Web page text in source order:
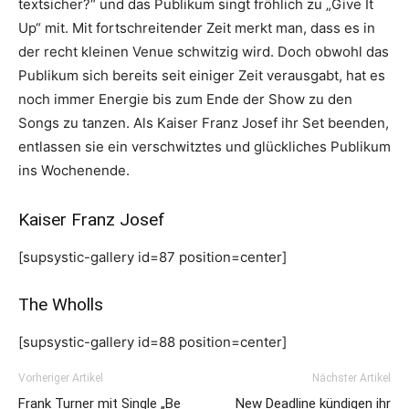
textsicher?“ und das Publikum singt fröhlich zu „Give It
Up“ mit. Mit fortschreitender Zeit merkt man, dass es in
der recht kleinen Venue schwitzig wird. Doch obwohl das
Publikum sich bereits seit einiger Zeit verausgabt, hat es
noch immer Energie bis zum Ende der Show zu den
Songs zu tanzen. Als Kaiser Franz Josef ihr Set beenden,
entlassen sie ein verschwitztes und glückliches Publikum
ins Wochenende.
Kaiser Franz Josef
[supsystic-gallery id=87 position=center]
The Wholls
[supsystic-gallery id=88 position=center]
Vorheriger Artikel
Frank Turner mit Single „Be
Nächster Artikel
New Deadline kündigen ihr